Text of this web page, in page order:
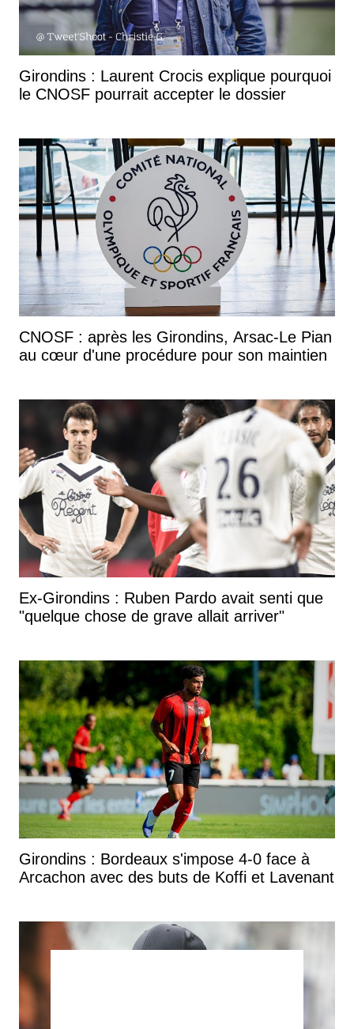
Girondins : Laurent Crocis explique pourquoi
le CNOSF pourrait accepter le dossier
CNOSF : après les Girondins, Arsac-Le Pian
au cœur d'une procédure pour son maintien
Ex-Girondins : Ruben Pardo avait senti que
"quelque chose de grave allait arriver"
Girondins : Bordeaux s'impose 4-0 face à
Arcachon avec des buts de Koffi et Lavenant